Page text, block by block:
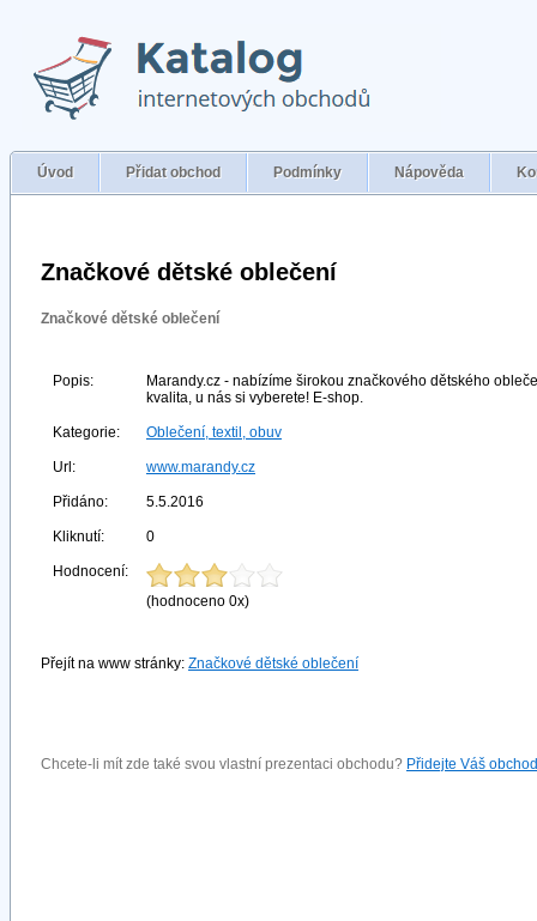
Úvod Přidat obchod Podmínky Nápověda
Značkové dětské oblečení
Značkové dětské oblečení
Popis:
Marandy.cz - nabízíme širokou značkového dětského
kvalita, u nás si vyberete! E-shop.
Kategorie: Oblečení, textil, obuv
Url: www.marandy.cz
Přidáno: 5.5.2016
Kliknutí: 0
Hodnocení:
(hodnoceno 0x)
Přejít na www stránky: Značkové dětské oblečení
Chcete-li mít zde také svou vlastní prezentaci obchodu? Přidejte Váš obchod